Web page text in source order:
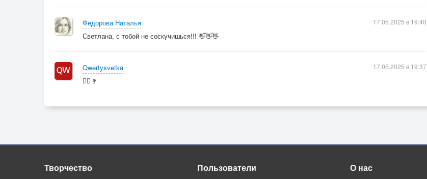
Фёдорова Наталья
Светлана, с тобой не соскучишься!!! 👋👋👋
17.05.2025 в 19:40
Qwertysvetka
🤦‍♀️🍷
17.05.2025 в 19:37
Творчество Пользователи О нас